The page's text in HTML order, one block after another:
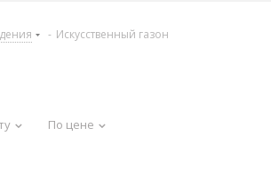
- Искусственный газон
По цене